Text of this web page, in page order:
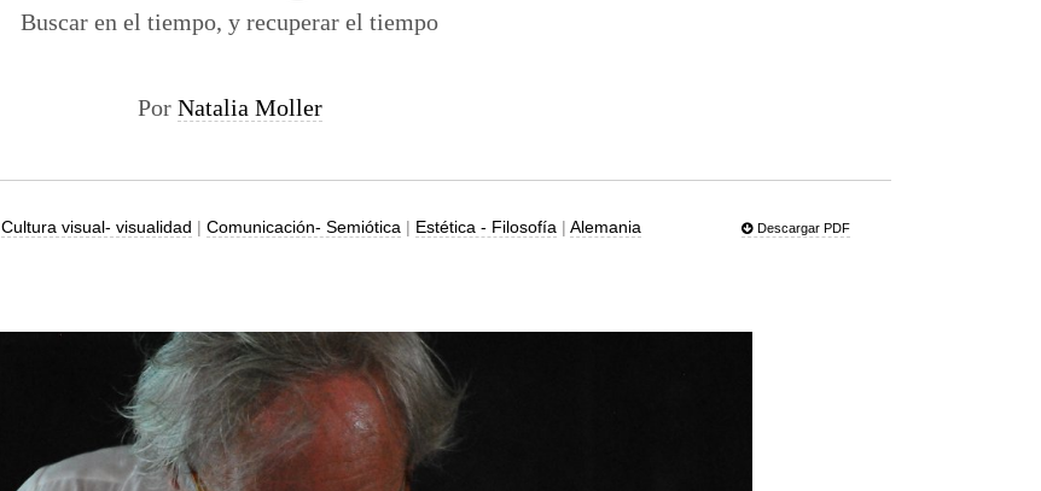
Buscar en el tiempo, y recuperar el tiempo
Por Natalia Moller
Cultura visual- visualidad | Comunicación- Semiótica | Estética - Filosofía | Alemania Descargar PDF